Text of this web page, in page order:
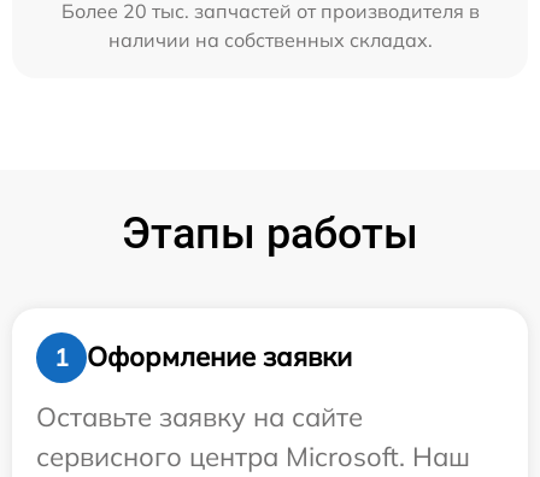
Более 20 тыс. запчастей от производителя в
наличии на собственных складах.
Этапы работы
1
Оформление заявки
Оставьте заявку на сайте
сервисного центра Microsoft. Наш